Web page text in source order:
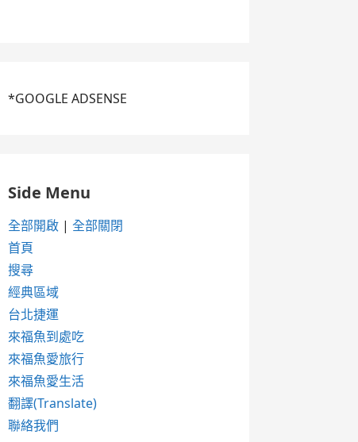
*GOOGLE ADSENSE
Side Menu
全部開啟| 全部關閉
首頁
搜尋
經典區域
台北捷運
來福魚到處吃
來福魚愛旅行
來福魚愛生活
翻譯(Translate)
聯絡我們